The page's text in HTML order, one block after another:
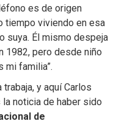
es de origen
tiempo viviendo en esa
suya. Él mismo despeja
1982, pero desde niño
mi familia”.
y aquí Carlos
noticia de haber sido
de